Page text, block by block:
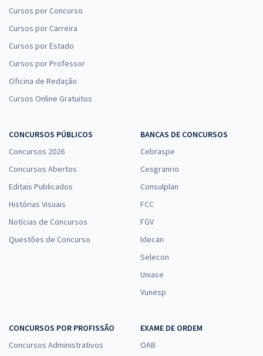
Cursos por Concurso
Cursos por Carreira
Cursos por Estado
Cursos por Professor
Oficina de Redação
Cursos Online Gratuitos
CONCURSOS PÚBLICOS
Concursos 2026
Concursos Abertos
Editais Publicados
Histórias Visuais
Notícias de Concursos
Questões de Concurso
BANCAS DE CONCURSOS
Cebraspe
Cesgranrio
Consulplan
FCC
FGV
Idecan
Selecon
Uniase
Vunesp
CONCURSOS POR PROFISSÃO
Concursos Administrativos
EXAME DE ORDEM
OAB